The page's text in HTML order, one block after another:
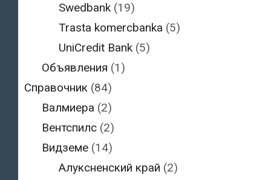
Swedbank (19)
Trasta komercbanka (5)
UniCredit Bank (5)
Объявления (1)
Справочник (84)
Валмиера (2)
Вентспилс(2)
Видземе(14)
Алуксненский край (2)